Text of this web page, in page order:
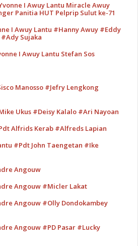
I Awuy Lantu Miracle Awuy
Panitia HUT Pelprip Sulut ke-71
I Awuy Lantu #Hanny Awuy #Eddy
Sujaka
I Awuy Lantu Stefan Sos
Manosso #Jefry Lengkong
Ukus #Deisy Kalalo #Ari Nayoan
Alfrids Kerab #Alfreds Lapian
#Pdt John Taengetan #Ike
Angouw
Angouw #Micler Lakat
Angouw #Olly Dondokambey
Angouw #PD Pasar #Lucky